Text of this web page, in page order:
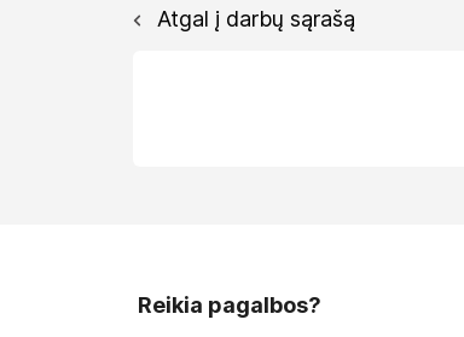
Atgal į darbų sąrašą
Reikia pagalbos?